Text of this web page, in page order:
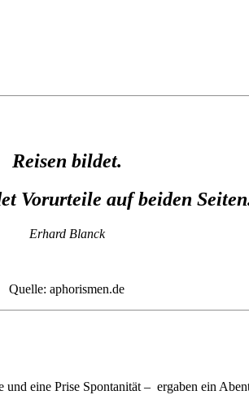
Reisen bildet.
Vorurteile auf beiden
Erhard Blanck
Quelle: aphorismen.de
eine Prise Spontanität – ergaben ein